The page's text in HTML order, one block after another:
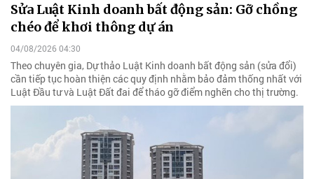
Sửa Luật Kinh doanh bất động sản: Gỡ chồng
chéo để khơi thông dự án
04/08/2026 04:30
Theo chuyên gia, Dự thảo Luật Kinh doanh bất động sản (sửa đổi)
cần tiếp tục hoàn thiện các quy định nhằm bảo đảm thống nhất với
Luật Đầu tư và Luật Đất đai để tháo gỡ điểm nghẽn cho thị trường.